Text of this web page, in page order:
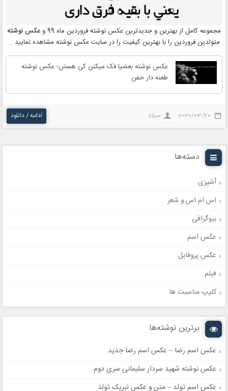
مجموعه کامل از بهترین و جدیدترین عکس نوشته فروردین ماه 99 و
عکس نوشته
متولدین فروردین را با بهترین کیفیت را در سایت عکس نوشته مشاهده نمایید ..
عکس نوشته بعضیا فک میکنن کی هستن؛ عکس نوشته
طعنه دار خفن
2020/03/20 میلاد ادامه / دانلود
دسته‌ها
آشپزی
اس ام اس و شعر
بیوگرافی
عکس اسم
عکس پروفایل
فیلم
کلیپ مناسبت ها
برترین نوشته‌ها
عکس اسم رضا – عکس اسم رضا جدید
عکس نوشته شهید سردار سلیمانی سری دوم
عکس اسم تولد – متن و عکس تبریک تولد